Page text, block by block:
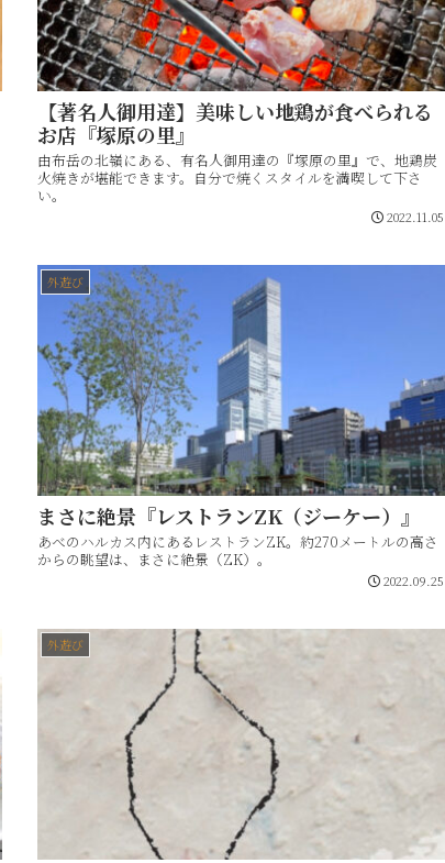
【著名人御用達】美味しい地鶏が食べられる
お店『塚原の里』
由布岳の北嶺にある、有名人御用達の『塚原の里』で、地鶏炭
火焼きが堪能できます。自分で焼くスタイルを満喫して下さ
い。
2022.11.05
外遊び
まさに絶景『レストランZK（ジーケー）』
あべのハルカス内にあるレストランZK。約270メートルの高さ
からの眺望は、まさに絶景（ZK）。
2022.09.25
外遊び